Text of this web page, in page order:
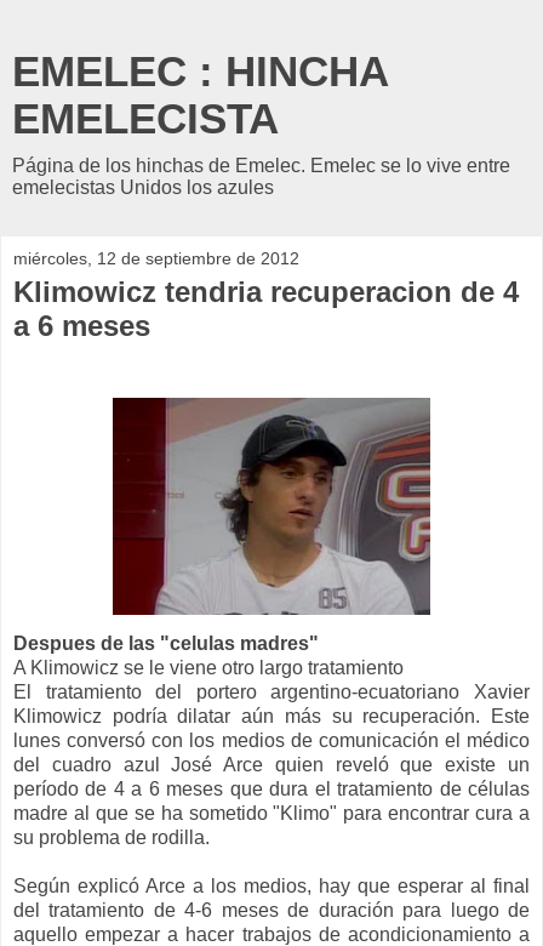
EMELEC : HINCHA
EMELECISTA
Página de los hinchas de Emelec. Emelec se lo vive entre
emelecistas Unidos los azules
miércoles, 12 de septiembre de 2012
Klimowicz tendria recuperacion de 4
a 6 meses
Despues de las "celulas madres"
A Klimowicz se le viene otro largo tratamiento
El tratamiento del portero argentino-ecuatoriano Xavier
Klimowicz podría dilatar aún más su recuperación. Este
lunes conversó con los medios de comunicación el médico
del cuadro azul José Arce quien reveló que existe un
período de 4 a 6 meses que dura el tratamiento de células
madre al que se ha sometido "Klimo" para encontrar cura a
su problema de rodilla.
Según explicó Arce a los medios, hay que esperar al final
del tratamiento de 4-6 meses de duración para luego de
aquello empezar a hacer trabajos de acondicionamiento a